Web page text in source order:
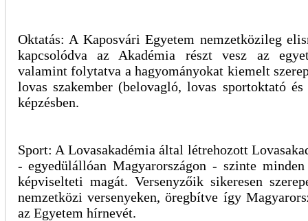
Oktatás: A Kaposvári Egyetem nemzetközileg
kapcsolódva az Akadémia részt vesz az
valamint folytatva a hagyományokat kiemelt
lovas szakember (belovagló, lovas sportoktató
képzésben.
Sport: A Lovasakadémia által létrehozott
- egyedülállóan Magyarországon - szinte minden
képviselteti magát. Versenyzőik sikeresen
nemzetközi versenyeken, öregbítve így
az Egyetem hírnevét.